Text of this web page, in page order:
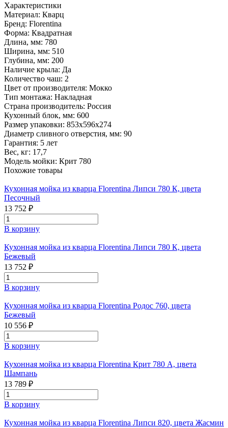
Характеристики
Материал: Кварц
Бренд: Florentina
Форма: Квадратная
Длина, мм: 780
Ширина, мм: 510
Глубина, мм: 200
Наличие крыла: Да
Количество чаш: 2
Цвет от производителя: Мокко
Тип монтажа: Накладная
Страна производитель: Россия
Кухонный блок, мм: 600
Размер упаковки: 853х596х274
Диаметр сливного отверстия, мм: 90
Гарантия: 5 лет
Вес, кг: 17,7
Модель мойки: Крит 780
Похожие товары
Кухонная мойка из кварца Florentina Липси 780 К, цвета
Песочный
13 752 ₽
В корзину
Кухонная мойка из кварца Florentina Липси 780 К, цвета
Бежевый
13 752 ₽
В корзину
Кухонная мойка из кварца Florentina Родос 760, цвета
Бежевый
10 556 ₽
В корзину
Кухонная мойка из кварца Florentina Крит 780 А, цвета
Шампань
13 789 ₽
В корзину
Кухонная мойка из кварца Florentina Липси 820, цвета Жасмин